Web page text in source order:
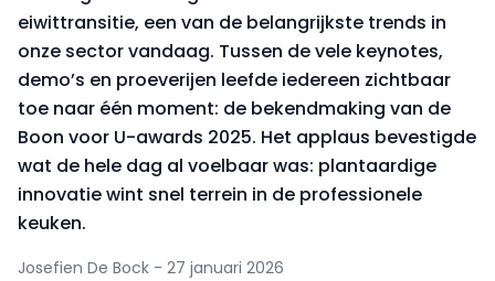
eiwittransitie, een van de belangrijkste trends in
onze sector vandaag. Tussen de vele keynotes,
demo’s en proeverijen leefde iedereen zichtbaar
toe naar één moment: de bekendmaking van de
Boon voor U-awards 2025. Het applaus bevestigde
wat de hele dag al voelbaar was: plantaardige
innovatie wint snel terrein in de professionele
keuken.
Josefien De Bock - 27 januari 2026